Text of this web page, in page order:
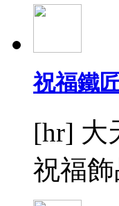
祝福鐵
[hr] 大
祝福